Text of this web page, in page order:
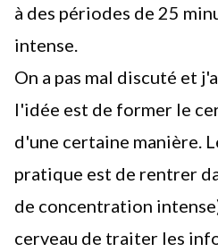
à des périodes de 25
intense.
On a pas mal discuté et
l'idée est de former le
d'une certaine manière.
pratique est de rentrer
de concentration
cerveau de traiter les